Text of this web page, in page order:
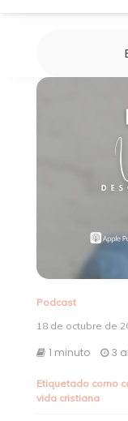
Podcast
18 de octubre de
1 minuto 3
Etiquetado como
vida cristiana